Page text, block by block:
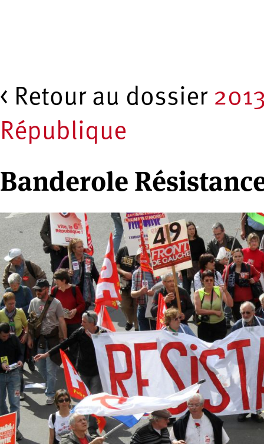
< Retour au dossier
République
Banderole